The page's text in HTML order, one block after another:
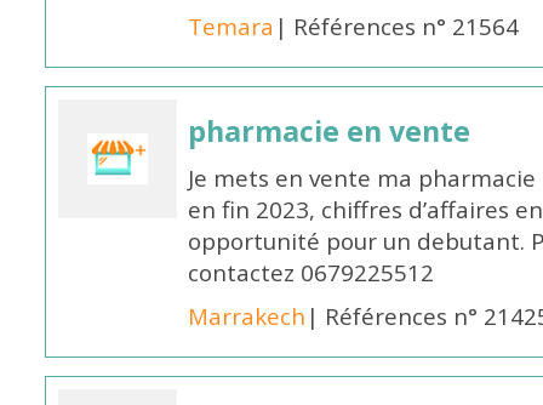
Temara | Références n° 21564
pharmacie en vente
Je mets en vente ma
en fin 2023, chiffres d’affaires
opportunité pour un debutant.
contactez 0679225512
Marrakech | Références n°